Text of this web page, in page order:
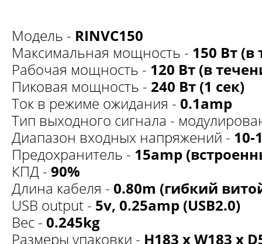
Модель - RINVС150
Максимальная мощность - 150 Вт
Рабочая мощность - 120 Вт (в
Пиковая мощность - 240 Вт (1 сек)
Ток в режиме ожидания - 0.1amp
Тип выходного сигнала -
Диапазон входных напряжений - 10-
Предохранитель - 15amp
КПД - 90%
Длина кабеля - 0.80m (гибкий
USB output - 5v, 0.25amp (USB2.0)
Вес - 0.245kg
Размеры упаковки - H183 x W183 x